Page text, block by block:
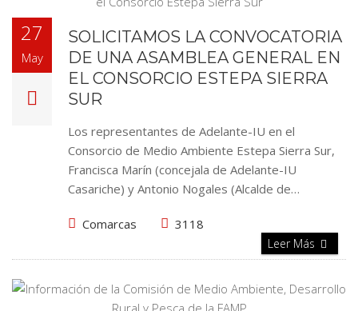
27
May
SOLICITAMOS LA CONVOCATORIA
DE UNA ASAMBLEA GENERAL EN
EL CONSORCIO ESTEPA SIERRA
SUR
Los representantes de Adelante-IU en el
Consorcio de Medio Ambiente Estepa Sierra Sur,
Francisca Marín (concejala de Adelante-IU
Casariche) y Antonio Nogales (Alcalde de…
Comarcas 3118
Leer Más